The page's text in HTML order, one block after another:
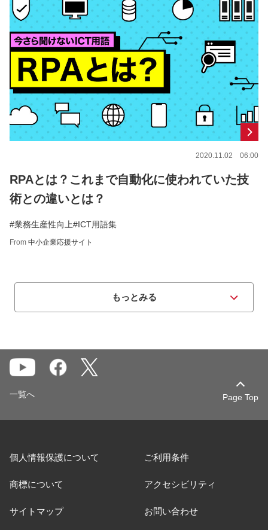
2020.11.02 06:00
RPAとは？これまで自動化に使われていた技
術との違いとは？
#業務生産性向上#ICT用語集
From 中小企業応援サイト
もっとみる
Page Top
一覧へ
個人情報保護について ご利用条件
商標について アクセシビリティ
サイトマップ お問い合わせ